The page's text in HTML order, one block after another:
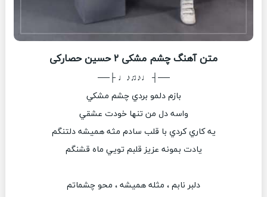
متن آهنگ چشم مشکی ۲ حسین حصارکی
──┤ ♩♪♫♪♩ ├──
بازم دلمو بردي چشم مشكي
واسه دل من تنها خودت عشقي
يه كاري كردي با قلب سادم مثه هميشه دلتنگم
يادت بمونه عزيز قلبم تويي ماه قشنگم
دلبر نابم ، مثله هميشه ، محو چشماتم